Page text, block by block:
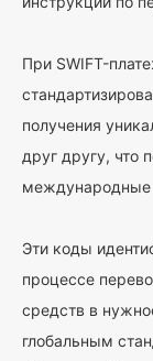
При SWIFT-
получения
друг другу, что
международные
Эти коды
процессе
средств в
глобальным